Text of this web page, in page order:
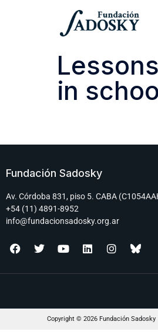
in
Fundación Sadosky
Av. Córdoba 831, piso 5. CABA
+54 (11) 4891-8952
info@fundacionsadosky.org.ar
Copyright © 2026 Fundación Sadosky